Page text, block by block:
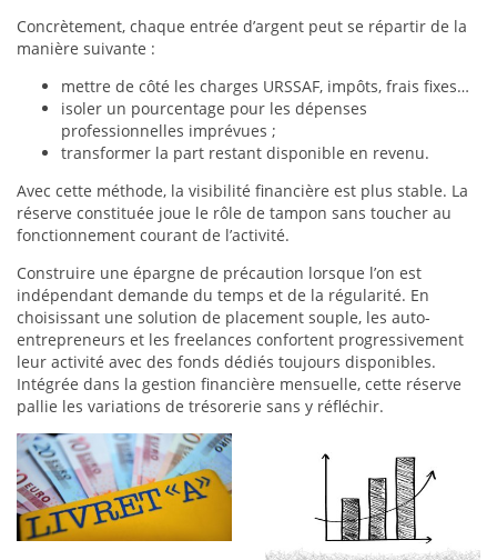
Concrètement, chaque entrée d’argent peut se répartir de la
manière suivante :
mettre de côté les charges URSSAF, impôts, frais fixes…
isoler un pourcentage pour les dépenses
professionnelles imprévues ;
transformer la part restant disponible en revenu.
Avec cette méthode, la visibilité financière est plus stable. La
réserve constituée joue le rôle de tampon sans toucher au
fonctionnement courant de l’activité.
Construire une épargne de précaution lorsque l’on est
indépendant demande du temps et de la régularité. En
choisissant une solution de placement souple, les auto-
entrepreneurs et les freelances confortent progressivement
leur activité avec des fonds dédiés toujours disponibles.
Intégrée dans la gestion financière mensuelle, cette réserve
pallie les variations de trésorerie sans y réfléchir.